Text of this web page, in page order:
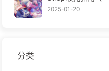
2025-01-20
分类